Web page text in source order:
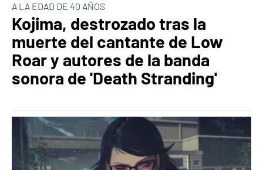
A LA EDAD DE 40 AÑOS
Kojima, destrozado tras la
muerte del cantante de Low
Roar y autores de la banda
sonora de 'Death Stranding'